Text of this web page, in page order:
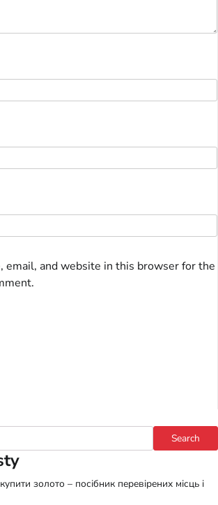
email, and website in this browser for the
Search
золото – посібник перевірених місць і